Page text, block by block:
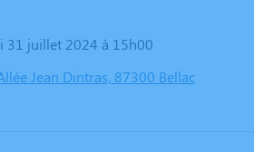
31 juillet 2024 à 15h00
Jean Dintras, 87300 Bellac